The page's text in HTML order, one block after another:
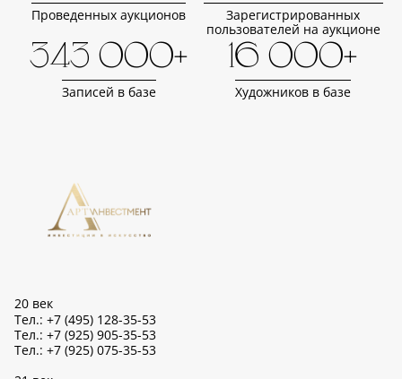
Проведенных аукционов
Зарегистрированных
пользователей на аукционе
343 000+
Записей в базе
16 000+
Художников в базе
20 век
Тел.: +7 (495) 128-35-53
Тел.: +7 (925) 905-35-53
Тел.: +7 (925) 075-35-53